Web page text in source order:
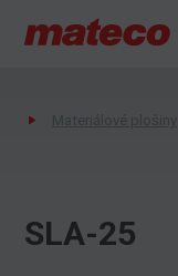
SLA-25